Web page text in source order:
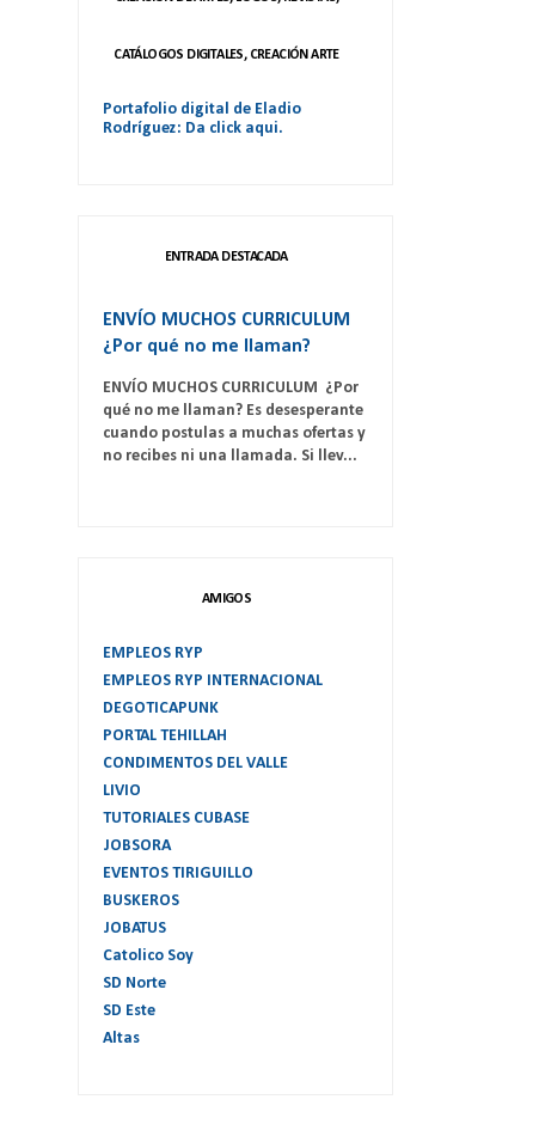
CATÁLOGOS DIGITALES, CREACIÓN ARTE
Portafolio digital de Eladio
Rodríguez: Da click aqui.
ENTRADA DESTACADA
ENVÍO MUCHOS CURRICULUM
¿Por qué no me llaman?
ENVÍO MUCHOS CURRICULUM ¿Por
qué no me llaman? Es desesperante
cuando postulas a muchas ofertas y
no recibes ni una llamada. Si llev...
AMIGOS
EMPLEOS RYP
EMPLEOS RYP INTERNACIONAL
DEGOTICAPUNK
PORTAL TEHILLAH
CONDIMENTOS DEL VALLE
LIVIO
TUTORIALES CUBASE
JOBSORA
EVENTOS TIRIGUILLO
BUSKEROS
JOBATUS
Catolico Soy
SD Norte
SD Este
Altas